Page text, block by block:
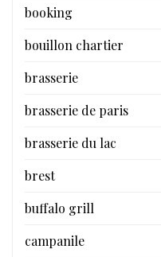
booking
bouillon chartier
brasserie
brasserie de paris
brasserie du lac
brest
buffalo grill
campanile